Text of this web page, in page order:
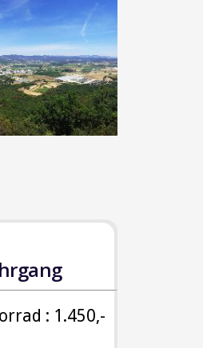
: 1.450,-